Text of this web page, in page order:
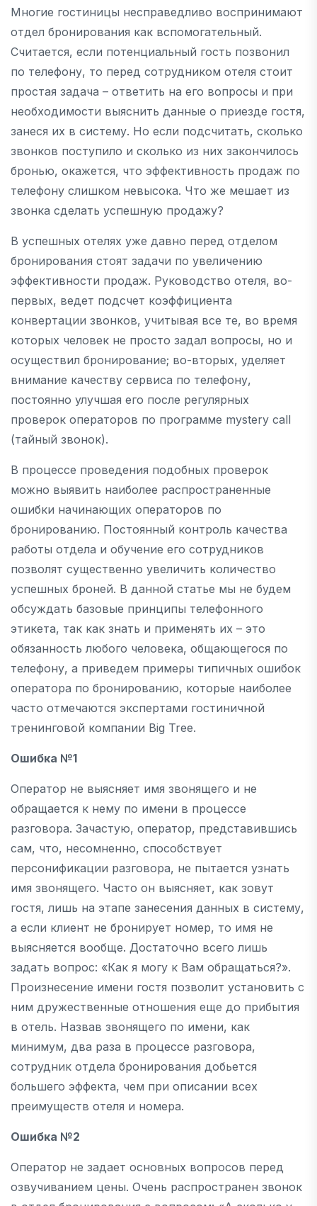
Многие гостиницы несправедливо воспринимают
отдел бронирования как вспомогательный.
Считается, если потенциальный гость позвонил
по телефону, то перед сотрудником отеля стоит
простая задача – ответить на его вопросы и при
необходимости выяснить данные о приезде гостя,
занеся их в систему. Но если подсчитать, сколько
звонков поступило и сколько из них закончилось
бронью, окажется, что эффективность продаж по
телефону слишком невысока. Что же мешает из
звонка сделать успешную продажу?
В успешных отелях уже давно перед отделом
бронирования стоят задачи по увеличению
эффективности продаж. Руководство отеля, во-
первых, ведет подсчет коэффициента
конвертации звонков, учитывая все те, во время
которых человек не просто задал вопросы, но и
осуществил бронирование; во-вторых, уделяет
внимание качеству сервиса по телефону,
постоянно улучшая его после регулярных
проверок операторов по программе mystery call
(тайный звонок).
В процессе проведения подобных проверок
можно выявить наиболее распространенные
ошибки начинающих операторов по
бронированию. Постоянный контроль качества
работы отдела и обучение его сотрудников
позволят существенно увеличить количество
успешных броней. В данной статье мы не будем
обсуждать базовые принципы телефонного
этикета, так как знать и применять их – это
обязанность любого человека, общающегося по
телефону, а приведем примеры типичных ошибок
оператора по бронированию, которые наиболее
часто отмечаются экспертами гостиничной
тренинговой компании Big Tree.
Ошибка №1
Оператор не выясняет имя звонящего и не
обращается к нему по имени в процессе
разговора. Зачастую, оператор, представившись
сам, что, несомненно, способствует
персонификации разговора, не пытается узнать
имя звонящего. Часто он выясняет, как зовут
гостя, лишь на этапе занесения данных в систему,
а если клиент не бронирует номер, то имя не
выясняется вообще. Достаточно всего лишь
задать вопрос: «Как я могу к Вам обращаться?».
Произнесение имени гостя позволит установить с
ним дружественные отношения еще до прибытия
в отель. Назвав звонящего по имени, как
минимум, два раза в процессе разговора,
сотрудник отдела бронирования добьется
большего эффекта, чем при описании всех
преимуществ отеля и номера.
Ошибка №2
Оператор не задает основных вопросов перед
озвучиванием цены. Очень распространен звонок